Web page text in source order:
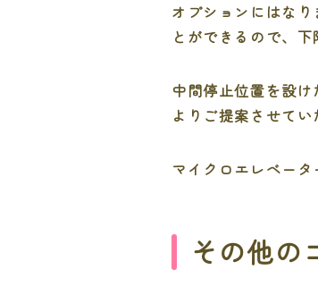
オプションにはな
とができるので、
中間停止位置を設
よりご提案させてい
マイクロエレベー
その他の